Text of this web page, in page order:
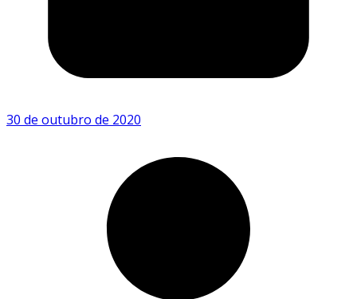
30 de outubro de 2020